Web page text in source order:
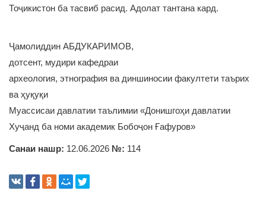
Тоҷикистон ба тасвиб расид. Адолат тантана кард.
Ҷамолиддин АБДУКАРИМОВ,
дотсент, мудири кафедраи
археология, этнография ва диншиносии факултети таърих
ва ҳуқуқи
Муассисаи давлатии таълимии «Донишгоҳи давлатии
Хуҷанд ба номи академик Бобоҷон Ғафуров»
Санаи нашр: 12.06.2026 №: 114